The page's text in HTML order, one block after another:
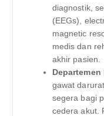
diagnostik,
(EEGs),
magnetic
medis dan
akhir pasien.
Departemen
gawat
segera bagi
cedera akut.